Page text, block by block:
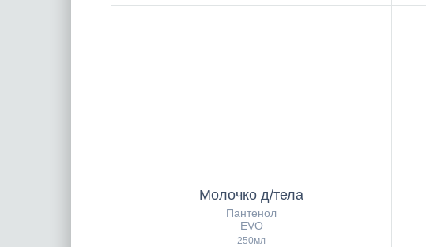
Молочко д/тела
Пантенол
EVO
250мл